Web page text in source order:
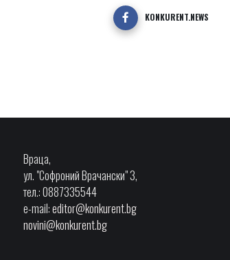
KONKURENT.NEWS
Враца,
ул. "Софроний Врачански" 3,
тел.: 0887335544
e-mail:editor@konkurent.bg
novini@konkurent.bg